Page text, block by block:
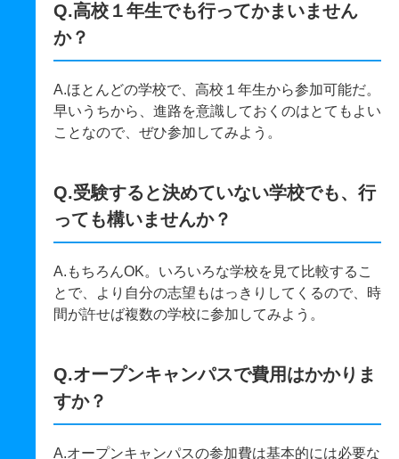
Q.高校１年生でも行ってかまいません
か？
A.ほとんどの学校で、高校１年生から参加可能だ。
早いうちから、進路を意識しておくのはとてもよい
ことなので、ぜひ参加してみよう。
Q.受験すると決めていない学校でも、行
っても構いませんか？
A.もちろんOK。いろいろな学校を見て比較するこ
とで、より自分の志望もはっきりしてくるので、時
間が許せば複数の学校に参加してみよう。
Q.オープンキャンパスで費用はかかりま
すか？
A.オープンキャンパスの参加費は基本的には必要な